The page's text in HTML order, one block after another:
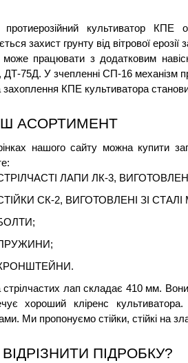
протиерозійний культиватор
захист грунту від вітрової
може працювати з додатковим
75Д. У зчепленні СП-16 механізм
КПЕ культиватора
АСОРТИМЕНТ
нашого сайту можна купити
ЛАПИ ЛК-3,
СК-2, ВИГОТОВЛЕНІ ЗІ СТАЛІ
лап складає 410 мм.
хороший кліренс
Ми пропонуємо стійки, стійкі на
ПІДРОБКУ?